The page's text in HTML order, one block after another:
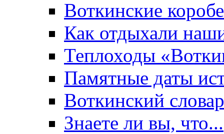
Воткинские
Как отдыхали
Теплоходы
Памятные даты
Воткинский
Знаете ли вы, что...